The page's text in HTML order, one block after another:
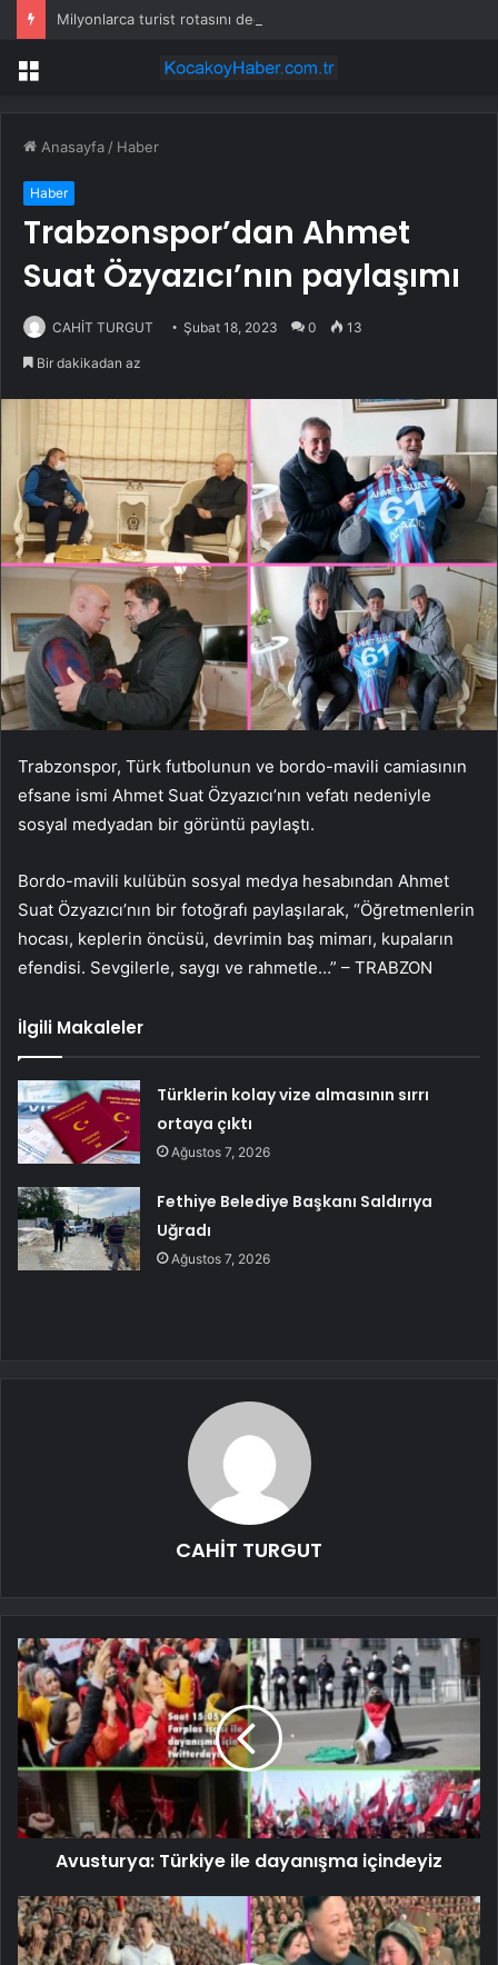
Menü
Anasayfa / Haber
Haber
Trabzonspor’dan Ahmet
Suat Özyazıcı’nın paylaşımı
CAHİT TURGUT Şubat 18, 2023 0 13
Bir dakikadan az
Trabzonspor, Türk futbolunun ve bordo-mavili camiasının
efsane ismi Ahmet Suat Özyazıcı’nın vefatı nedeniyle
sosyal medyadan bir görüntü paylaştı.
Bordo-mavili kulübün sosyal medya hesabından Ahmet
Suat Özyazıcı’nın bir fotoğrafı paylaşılarak, “Öğretmenlerin
hocası, keplerin öncüsü, devrimin baş mimarı, kupaların
efendisi. Sevgilerle, saygı ve rahmetle…” – TRABZON
İlgili Makaleler
Türklerin kolay vize almasının sırrı
ortaya çıktı
Ağustos 7, 2026
Fethiye Belediye Başkanı Saldırıya
Uğradı
Ağustos 7, 2026
CAHİT TURGUT
Avusturya: Türkiye ile dayanışma içindeyiz